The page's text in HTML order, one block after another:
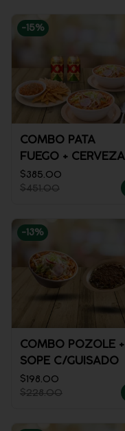
-15%
COMBO PATA
FUEGO + CERVEZA
$385.00
$451.00
-13%
COMBO POZOLE +
SOPE C/GUISADO
$198.00
$228.00